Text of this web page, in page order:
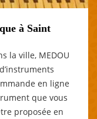
à Saint
la ville, MEDOU
en ligne
que vous
proposée en